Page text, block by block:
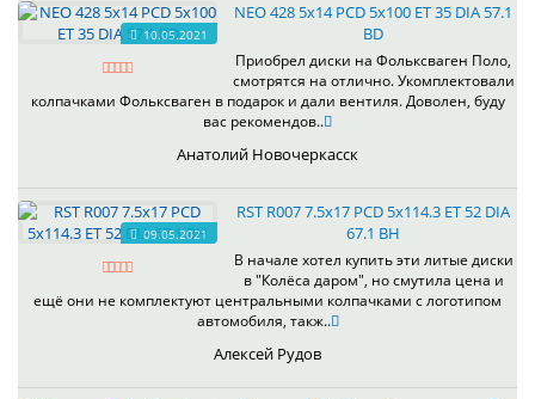
10.05.2021
NEO 428 5x14 PCD 5x100 ET 35 DIA 57.1
BD
Приобрел диски на Фольксваген Поло,
смотрятся на отлично. Укомплектовали
колпачками Фольксваген в подарок и дали вентиля. Доволен, буду
вас рекомендов..
Анатолий Новочеркасск
09.05.2021
RST R007 7.5x17 PCD 5x114.3 ET 52 DIA
67.1 BH
В начале хотел купить эти литые диски
в "Колёса даром", но смутила цена и
ещё они не комплектуют центральными колпачками с логотипом
автомобиля, такж..
Алексей Рудов